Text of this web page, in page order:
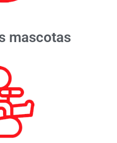
mascotas